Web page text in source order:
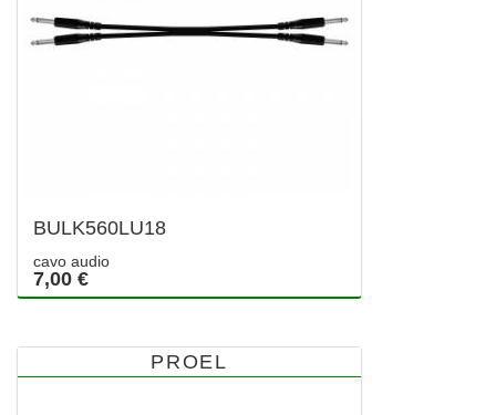
BULK560LU18
cavo audio
7,00 €
PROEL